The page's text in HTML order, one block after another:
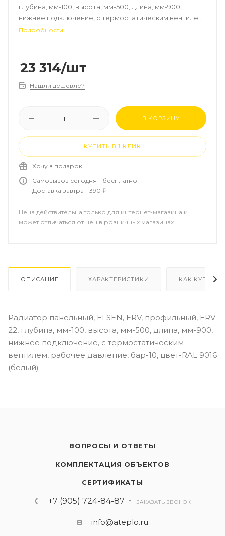
глубина, мм-100, высота, мм-500, длина, мм-900,
нижнее подключение, с термостатическим вентилем,
рабочее давление, бар-10, цвет-RAL 9016 (белый)
Подробности
23 314/шт
Нашли дешевле?
В КОРЗИНУ
КУПИТЬ В 1 КЛИК
Хочу в подарок
Самовывоз сегодня - бесплатно
Доставка завтра - 390 ₽
Цена действительна только для интернет-магазина и
может отличаться от цен в розничных магазинах
ОПИСАНИЕ ХАРАКТЕРИСТИКИ КАК КУПИТЬ
Радиатор панельный, ELSEN, ERV, профильный, ERV
22, глубина, мм-100, высота, мм-500, длина, мм-900,
нижнее подключение, с термостатическим
вентилем, рабочее давление, бар-10, цвет-RAL 9016
(белый)
ВОПРОСЫ И ОТВЕТЫ
КОМПЛЕКТАЦИЯ ОБЪЕКТОВ
СЕРТИФИКАТЫ
+7 (905) 724-84-87 ЗАКАЗАТЬ ЗВОНОК
info@ateplo.ru